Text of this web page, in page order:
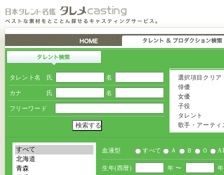
タレント名 氏 名
カナ 氏 名
フリーワード
選択項目クリア
俳優
女優
子役
タレント
歌手・アーティ
血液型 すべて Ａ Ｂ Ｏ
生年(西暦) 年 〜